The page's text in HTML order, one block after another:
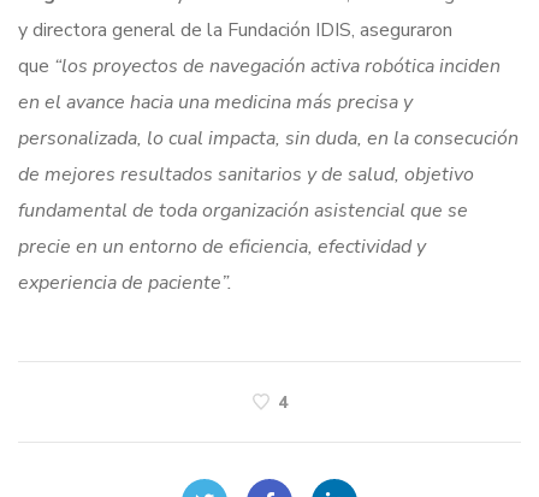
y directora general de la Fundación IDIS, aseguraron
que “los proyectos de navegación activa robótica inciden
en el avance hacia una medicina más precisa y
personalizada, lo cual impacta, sin duda, en la consecución
de mejores resultados sanitarios y de salud, objetivo
fundamental de toda organización asistencial que se
precie en un entorno de eficiencia, efectividad y
experiencia de paciente”.
4